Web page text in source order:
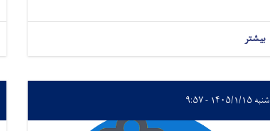
بیشتر
شنبه ۱۴۰۵/۱/۱۵ - ۹:۵۷